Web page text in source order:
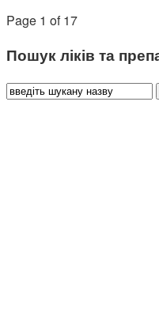
Page 1 of 17
Пошук ліків та